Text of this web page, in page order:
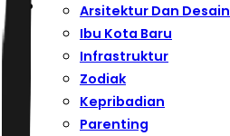
Arsitektur Dan Desain
Ibu Kota Baru
Infrastruktur
Zodiak
Kepribadian
Parenting